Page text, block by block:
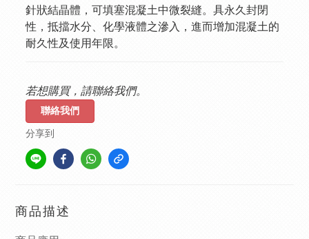
針狀結晶體，可填塞混凝土中微裂縫。具永久封閉
性，抵擋水分、化學液體之滲入，進而增加混凝土的
耐久性及使用年限。
若想購買，請聯絡我們。
聯絡我們
分享到
商品描述